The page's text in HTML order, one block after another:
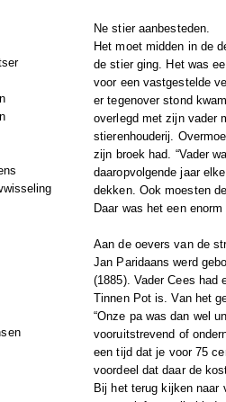
Ne stier aanbesteden.
Het moet midden in de
de stier ging. Het was
voor een vastgestelde
er tegenover stond
overlegd met zijn vader
stierenhouderij.
zijn broek had. “Vader
daaropvolgende jaar
dekken. Ook moesten
Daar was het een
Aan de oevers van de
Jan Paridaans werd
(1885). Vader Cees had
Tinnen Pot is. Van het
“Onze pa was dan wel
vooruitstrevend of
een tijd dat je voor 75
voordeel dat daar de
Bij het terug kijken naar